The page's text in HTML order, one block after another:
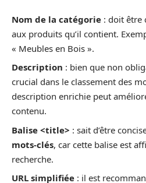
Nom de la catégorie : doit être
aux produits qu’il contient.
« Meubles en Bois ».
Description : bien que non
crucial dans le classement des
description enrichie peut
contenu.
Balise <title> : sait d’être
mots-clés, car cette balise est
recherche.
URL simplifiée : il est